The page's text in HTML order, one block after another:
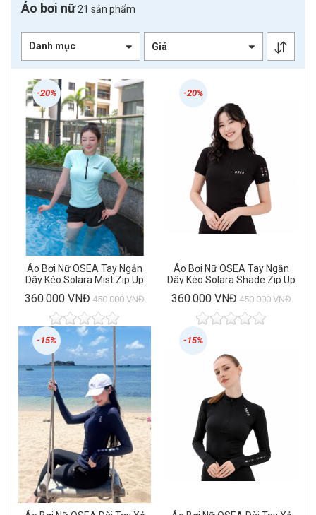
Áo bơi nữ21 sản phẩm
Danh mục
Áo Bơi Nữ OSEA Tay Ngắn
Dây Kéo Solara Mist Zip Up
Rashguard
360.000 VNĐ 450.000 VNĐ
-20%
Áo Bơi Nữ OSEA Tay Ngắn
Dây Kéo Solara Shade Zip Up
Rashguard
360.000 VNĐ 450.000 VNĐ
-20%
-15% -15%